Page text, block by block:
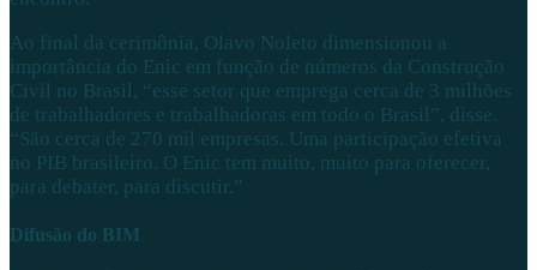
Ao final da cerimônia, Olavo Noleto dimensionou a
importância do Enic em função de números da Construção
Civil no Brasil, “esse setor que emprega cerca de 3 milhões
de trabalhadores e trabalhadoras em todo o Brasil”, disse.
“São cerca de 270 mil empresas. Uma participação efetiva
no PIB brasileiro. O Enic tem muito, muito para oferecer,
para debater, para discutir.”
Difusão do BIM